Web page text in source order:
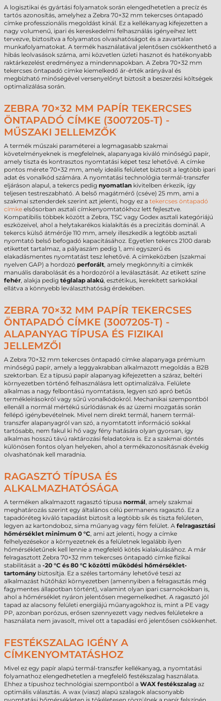
A logisztikai és gyártási folyamatok során elengedhetetlen a precíz és
tartós azonosítás, amelyhez a Zebra 70×32 mm tekercses öntapadó
címke professzionális megoldást kínál. Ez a kellékanyag kifejezetten a
nagy volumenű, ipari és kereskedelmi felhasználás igényeihez lett
tervezve, biztosítva a folyamatos olvashatóságot és a zavartalan
munkafolyamatokat. A termék használatával jelentősen csökkenthető a
hibás leolvasások száma, ami közvetlen üzleti hasznot és hatékonyabb
raktárkezelést eredményez a mindennapokban. A Zebra 70×32 mm
tekercses öntapadó címke kiemelkedő ár-érték arányával és
megbízható minőségével versenyelőnyt biztosít a beszerzési költségek
optimalizálása során.
ZEBRA 70×32 MM PAPÍR TEKERCSES
ÖNTAPADÓ CÍMKE (3007205-T) -
MŰSZAKI JELLEMZŐK
A termék műszaki paraméterei a legmagasabb szakmai
követelményeknek is megfelelnek, alapanyaga kiváló minőségű papír,
amely tiszta és kontrasztos nyomtatási képet tesz lehetővé. A címke
pontos mérete 70×32 mm, amely ideális felületet biztosít a legtöbb ipari
adat és vonalkód számára. A nyomtatási technológia termál-transzfer
eljáráson alapul, a tekercs pedig nyomatlan kivitelben érkezik, így
teljesen testreszabható. A belső magátmérő (cséve) 25 mm, ami a
szakmai sztenderdek szerint azt jelenti, hogy ez a tekercses öntapadó
címke elsősorban asztali címkenyomtatókhoz lett fejlesztve.
Kompatibilis többek között a Zebra, TSC vagy Godex asztali kategóriájú
eszközeivel, ahol a helytakarékos kialakítás és a precizitás dominál. A
tekercs külső átmérője 110 mm, amely illeszkedik a legtöbb asztali
nyomtató belső befogadó kapacitásához. Egyetlen tekercs 2100 darab
etikettet tartalmaz, a pályaszám pedig 1, ami egyszerű és
elakadásmentes nyomtatást tesz lehetővé. A címkeközben (szakmai
nyelven GAP) a hordozó perforált, amely megkönnyíti a címkék
manuális darabolását és a hordozóról a leválasztását. Az etikett színe
fehér, alakja pedig téglalap alakú, esztétikus, kerekített sarkokkal
ellátva a könnyebb leválaszthatóság érdekében.
ZEBRA 70×32 MM PAPÍR TEKERCSES
ÖNTAPADÓ CÍMKE (3007205-T) -
ALAPANYAG TÍPUSA ÉS FIZIKAI
JELLEMZŐI
A Zebra 70×32 mm tekercses öntapadó címke alapanyaga prémium
minőségű papír, amely a leggyakrabban alkalmazott megoldás a B2B
szektorban. Ez a típusú papír alapanyag kifejezetten a száraz, beltéri
környezetben történő felhasználásra lett optimalizálva. Felülete
alkalmas a nagy felbontású nyomtatásra, legyen szó apró betűs
termékleírásokról vagy sűrű vonalkódokról. Mechanikai szempontból
ellenáll a normál mértékű súrlódásnak és az üzemi mozgatás során
fellépő igénybevételnek. Mivel nem direkt termál, hanem termál-
transzfer alapanyagról van szó, a nyomtatott információ sokkal
tartósabb, nem fakul ki hő vagy fény hatására olyan gyorsan, így
alkalmas hosszú távú raktározási feladatokra is. Ez a szakmai döntés
különösen fontos olyan helyeken, ahol a termékazonosításnak évekig
olvashatónak kell maradnia.
RAGASZTÓ TÍPUSA ÉS
ALKALMAZHATÓSÁGA
A terméken alkalmazott ragasztó típusa normál, amely szakmai
meghatározás szerint egy általános célú permanens ragasztó. Ez a
tapadóréteg kiváló tapadást biztosít a legtöbb sík és tiszta felületen,
legyen az kartondoboz, sima műanyag vagy fém felület. A felragasztási
hőmérséklet minimum 0 °C, ami azt jelenti, hogy a címke
felhelyezésekor a környezetnek és a felületnek legalább ilyen
hőmérsékletűnek kell lennie a megfelelő kötés kialakulásához. A már
felragasztott Zebra 70×32 mm tekercses öntapadó címke fizikai
stabilitását a -20 °C és 80 °C közötti működési hőmérséklet-
tartomány biztosítja. Ez a széles tartomány lehetővé teszi az
alkalmazást hűtőházi környezetben (amennyiben a felragasztás még
fagymentes állapotban történt), valamint olyan ipari csarnokokban is,
ahol a hőmérséklet nyáron jelentősen megemelkedhet. A ragasztó jól
tapad az alacsony felületi energiájú műanyagokhoz is, mint a PE vagy
PP, azonban porózus, erősen szennyezett vagy nedves felületekre a
használata nem javasolt, mivel ott a tapadási erő jelentősen csökkenhet.
FESTÉKSZALAG IGÉNY A
CÍMKENYOMTATÁSHOZ
Mivel ez egy papír alapú termál-transzfer kellékanyag, a nyomtatási
folyamathoz elengedhetetlen a megfelelő festékszalag használata.
Ehhez a típushoz technológiai szempontból a WAX festékszalag az
optimális választás. A wax (viasz) alapú szalagok alacsonyabb